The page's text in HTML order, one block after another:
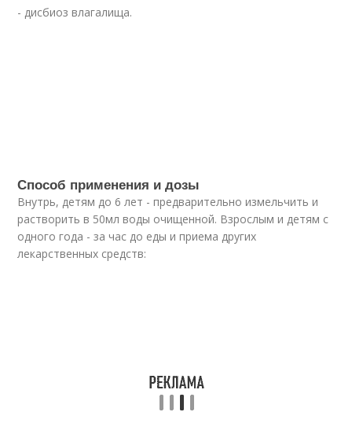
- дисбиоз влагалища.
Способ применения и дозы
Внутрь, детям до 6 лет - предварительно измельчить и
растворить в 50мл воды очищенной. Взрослым и детям с
одного года - за час до еды и приема других
лекарственных средств: